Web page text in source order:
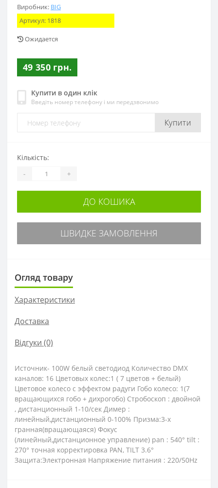
Виробник: BIG
Артикул: 1818
Ожидается
49 350 грн.
Купити в один клік
Введіть номер телефону і ми передзвонимо
Купити
Кількість:
- +
ДО КОШИКА
ШВИДКЕ ЗАМОВЛЕННЯ
Огляд товару
Характеристики
Доставка
Відгуки (0)
Источник- 100W белый светодиод Количество DMX
каналов: 16 Цветовых колес:1 ( 7 цветов + белый)
Цветовое колесо с эффектом радуги Гобо колесо: 1(7
вращающихся гобо + дихрогобо) Стробоскоп : двойной
, дистанционный 1-10/сек Димер :
линейный,дистанционный 0-100% Призма:3-х
гранная(вращающаяся) Фокус
(линейный,дистанционное управление) pan : 540° tilt :
270° точная корректировка PAN, TILT 3.6°
Защита:Электронная Напряжение питания : 220/50Hz